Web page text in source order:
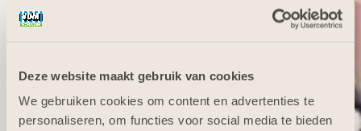
Deze website maakt gebruik van cookies
We gebruiken cookies om content en advertenties te
personaliseren, om functies voor social media te bieden